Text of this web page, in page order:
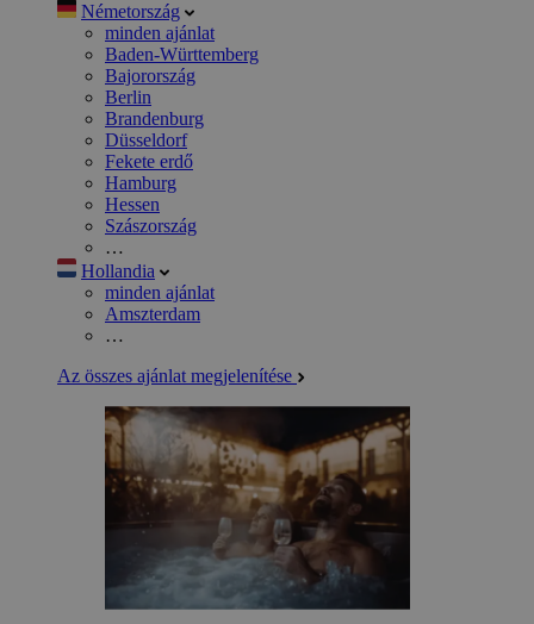
Németország
minden ajánlat
Baden-Württemberg
Bajorország
Berlin
Brandenburg
Düsseldorf
Fekete erdő
Hamburg
Hessen
Szászország
…
Hollandia
minden ajánlat
Amszterdam
…
Az összes ajánlat megjelenítése